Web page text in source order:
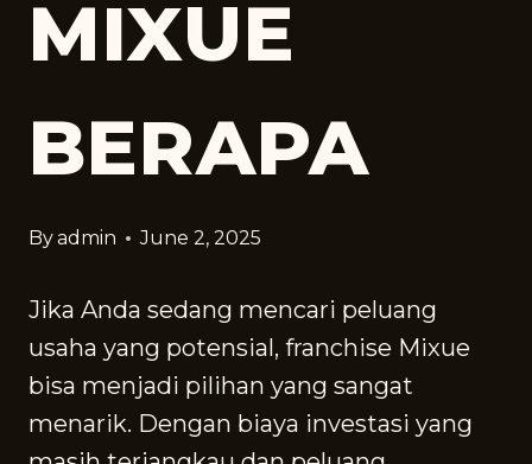
MIXUE
BERAPA
Byadmin June 2, 2025
Jika Anda sedang mencari peluang
usaha yang potensial, franchise Mixue
bisa menjadi pilihan yang sangat
menarik. Dengan biaya investasi yang